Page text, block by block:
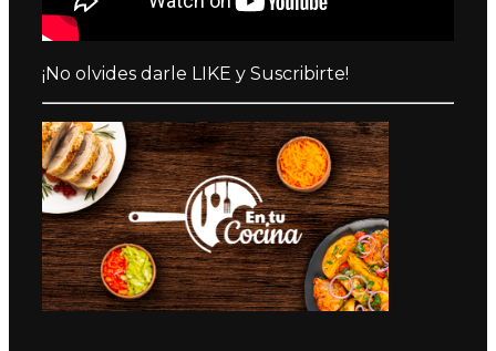
¡No olvides darle LIKE y Suscribirte!